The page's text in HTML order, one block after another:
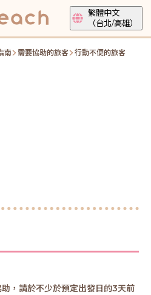
繁體中文
（台北/高雄）
南 需要協助的旅客 行動不便的旅客
，請於不少於預定出發日的3天前